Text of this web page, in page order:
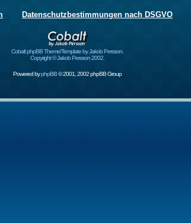
Datenschutzbestimmungen nach DSGVO
Cobalt phpBB Theme/Template by Jakob Persson.
Copyright © Jakob Persson 2002.
Powered byphpBB© 2001, 2002 phpBB Group